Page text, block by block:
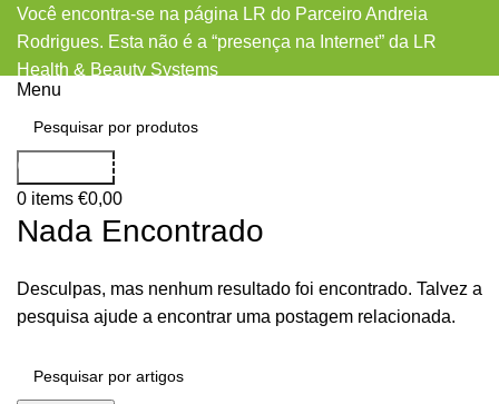
Você encontra-se na página LR do Parceiro Andreia
Rodrigues. Esta não é a “presença na Internet” da LR
Health & Beauty Systems
Menu
0 items €0,00
College Hookup Apps reviews
Nada Encontrado
Desculpas, mas nenhum resultado foi encontrado. Talvez a
pesquisa ajude a encontrar uma postagem relacionada.